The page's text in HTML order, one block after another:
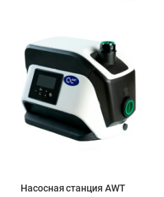
Насосная станция AWT